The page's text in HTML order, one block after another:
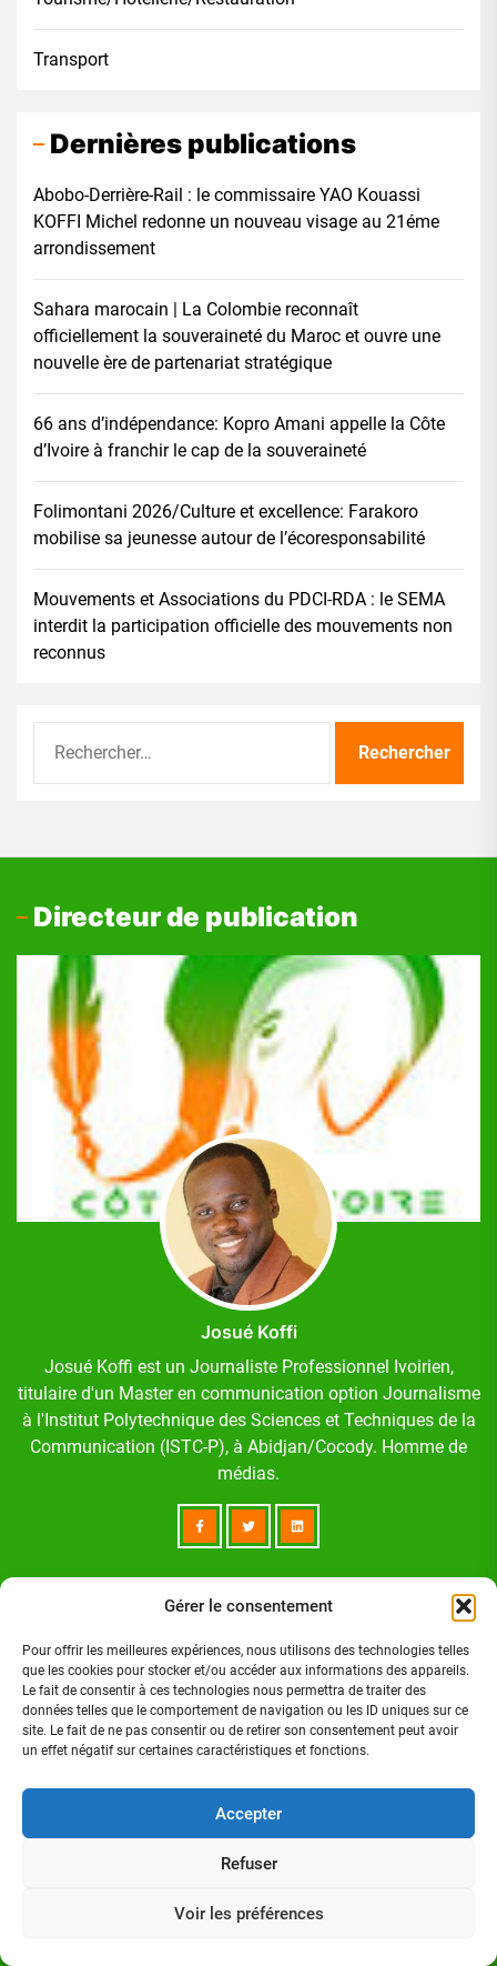
Gérer le consentement
Pour offrir les meilleures expériences, nous utilisons des technologies telles
que les cookies pour stocker et/ou accéder aux informations des appareils.
Le fait de consentir à ces technologies nous permettra de traiter des
données telles que le comportement de navigation ou les ID uniques sur ce
site. Le fait de ne pas consentir ou de retirer son consentement peut avoir
un effet négatif sur certaines caractéristiques et fonctions.
Accepter
Refuser
Voir les préférences
Transport
Dernières publications
Abobo-Derrière-Rail : le commissaire YAO Kouassi
KOFFI Michel redonne un nouveau visage au 21éme
arrondissement
Sahara marocain | La Colombie reconnaît
officiellement la souveraineté du Maroc et ouvre une
nouvelle ère de partenariat stratégique
66 ans d’indépendance: Kopro Amani appelle la Côte
d’Ivoire à franchir le cap de la souveraineté
Folimontani 2026/Culture et excellence: Farakoro
mobilise sa jeunesse autour de l’écoresponsabilité
Mouvements et Associations du PDCI-RDA : le SEMA
interdit la participation officielle des mouvements non
reconnus
Directeur de publication
Josué Koffi
Josué Koffi est un Journaliste Professionnel Ivoirien,
titulaire d'un Master en communication option Journalisme
à l'Institut Polytechnique des Sciences et Techniques de la
Communication (ISTC-P), à Abidjan/Cocody. Homme de
médias.
Suivez-nous sur:
FACEBOOK
TWITTER